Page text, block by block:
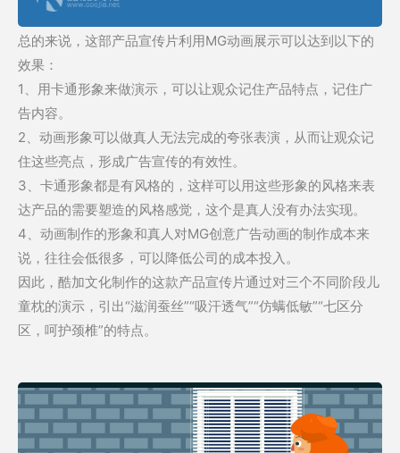
总的来说，这部产品宣传片利用MG动画展示可以达到以下的
效果：
1、用卡通形象来做演示，可以让观众记住产品特点，记住广
告内容。
2、动画形象可以做真人无法完成的夸张表演，从而让观众记
住这些亮点，形成广告宣传的有效性。
3、卡通形象都是有风格的，这样可以用这些形象的风格来表
达产品的需要塑造的风格感觉，这个是真人没有办法实现。
4、动画制作的形象和真人对MG创意广告动画的制作成本来
说，往往会低很多，可以降低公司的成本投入。
因此，酷加文化制作的这款产品宣传片通过对三个不同阶段儿
童枕的演示，引出“滋润蚕丝”“吸汗透气”“仿螨低敏”“七区分
区，呵护颈椎”的特点。